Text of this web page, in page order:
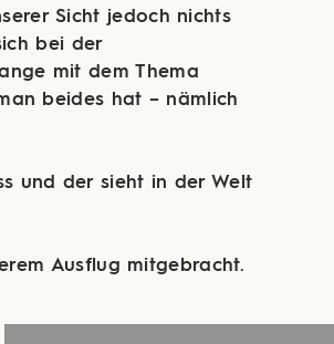
Sicht jedoch nichts
bei der
mit dem Thema
beides hat – nämlich
und der sieht in der Welt
Ausflug mitgebracht.